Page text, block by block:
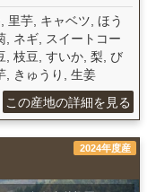
里芋, キャベツ, ほう
, ネギ, スイートコー
, 枝豆, すいか, 梨, び
, きゅうり, 生姜
この産地の詳細を見る
2024年度産